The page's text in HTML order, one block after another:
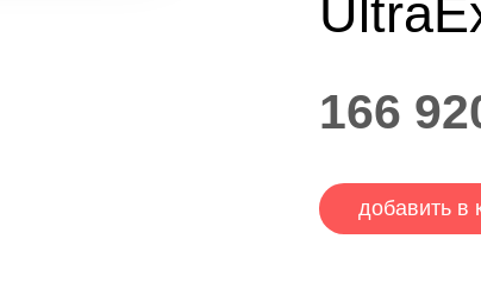
166
добавить в